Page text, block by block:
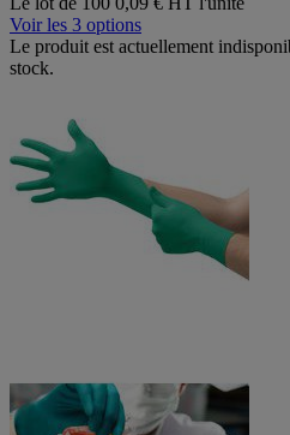
Voir les 3 options
Le produit est actuellement
stock.